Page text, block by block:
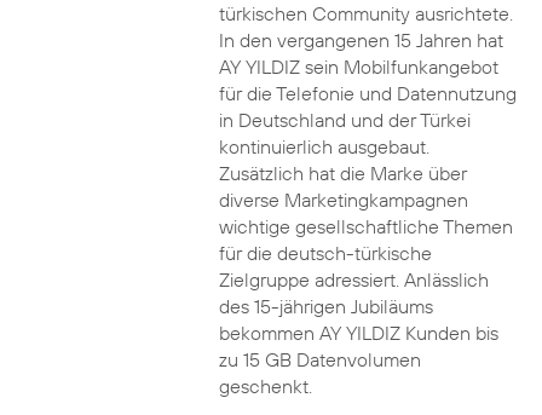
türkischen Community ausrichtete.
In den vergangenen 15 Jahren hat
AY YILDIZ sein Mobilfunkangebot
für die Telefonie und Datennutzung
in Deutschland und der Türkei
kontinuierlich ausgebaut.
Zusätzlich hat die Marke über
diverse Marketingkampagnen
wichtige gesellschaftliche Themen
für die deutsch-türkische
Zielgruppe adressiert. Anlässlich
des 15-jährigen Jubiläums
bekommen AY YILDIZ Kunden bis
zu 15 GB Datenvolumen
geschenkt.